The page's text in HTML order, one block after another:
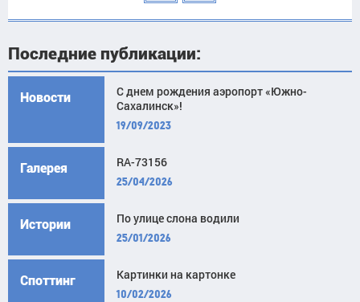
Последние публикации:
Новости
С днем рождения аэропорт «Южно-
Сахалинск»!
19/09/2023
Галерея RA-73156
25/04/2026
Истории По улице слона водили
25/01/2026
Споттинг Картинки на картонке
10/02/2026